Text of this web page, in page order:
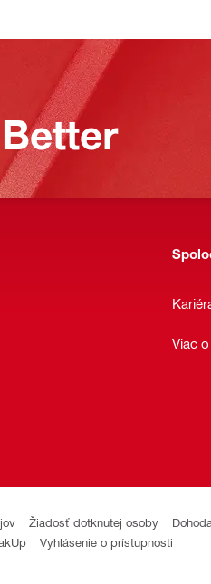
Viac
Žiadosť dotknutej osoby
Vyhlásenie o prístupnosti